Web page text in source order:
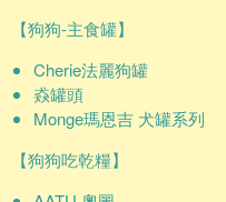
【狗狗-主食罐】
Cherie法麗狗罐
猋罐頭
Monge瑪恩吉 犬罐系列
【狗狗吃乾糧】